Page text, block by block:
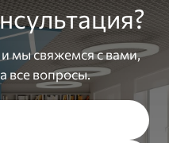
мы свяжемся с вами,
все вопросы.